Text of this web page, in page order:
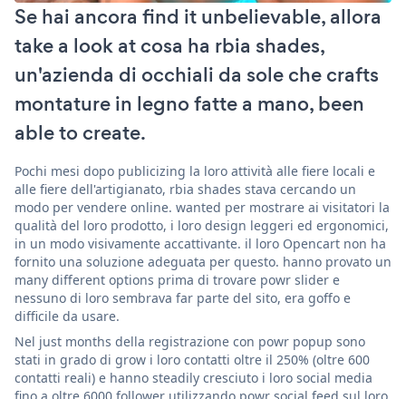
Se hai ancora find it unbelievable, allora
take a look at cosa ha rbia shades,
un'azienda di occhiali da sole che crafts
montature in legno fatte a mano, been
able to create.
Pochi mesi dopo publicizing la loro attività alle fiere locali e
alle fiere dell'artigianato, rbia shades stava cercando un
modo per vendere online. wanted per mostrare ai visitatori la
qualità del loro prodotto, i loro design leggeri ed ergonomici,
in un modo visivamente accattivante. il loro Opencart non ha
fornito una soluzione adeguata per questo. hanno provato un
many different options prima di trovare powr slider e
nessuno di loro sembrava far parte del sito, era goffo e
difficile da usare.
Nel just months della registrazione con powr popup sono
stati in grado di grow i loro contatti oltre il 250% (oltre 600
contatti reali) e hanno steadily cresciuto i loro social media